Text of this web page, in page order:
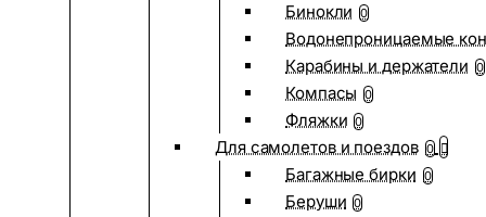
Бинокли 0
Водонепроницаемые
Карабины и держатели 0
Компасы 0
Фляжки 0
Для самолетов и поездов 0
Багажные бирки 0
Беруши 0